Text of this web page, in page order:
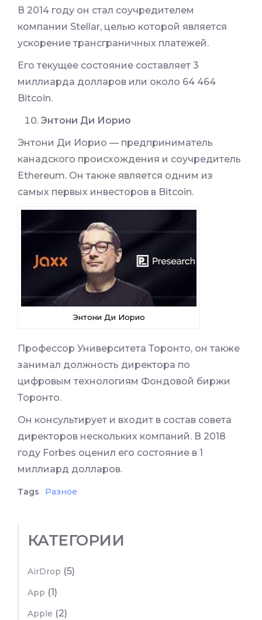
В 2014 году он стал соучредителем
компании Stellar, целью которой является
ускорение трансграничных платежей.
Его текущее состояние составляет 3
миллиарда долларов или около 64 464
Bitcoin.
Энтони Ди Иорио
Энтони Ди Иорио — предприниматель
канадского происхождения и соучредитель
Ethereum. Он также является одним из
самых первых инвесторов в Bitcoin.
Энтони Ди Иорио
Профессор Университета Торонто, он также
занимал должность директора по
цифровым технологиям Фондовой биржи
Торонто.
Он консультирует и входит в состав совета
директоров нескольких компаний. В 2018
году Forbes оценил его состояние в 1
миллиард долларов.
Tags Разное
КАТЕГОРИИ
AirDrop (5)
App (1)
Apple (2)